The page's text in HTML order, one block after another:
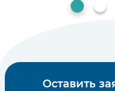
Оставить